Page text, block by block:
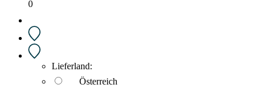
0
Lieferland:
Österreich